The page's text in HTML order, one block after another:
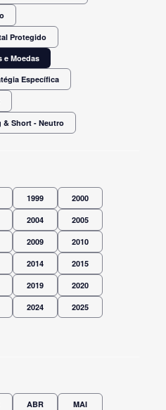
Protegido
e Moedas
Específica
& Short - Neutro
1999 2000
2004 2005
2009 2010
2014 2015
2019 2020
2024 2025
ABR MAI